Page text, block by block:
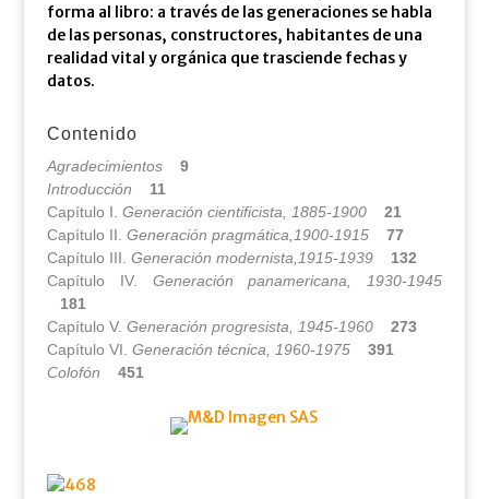
forma al libro: a través de las generaciones se habla
de las personas, constructores, habitantes de una
realidad vital y orgánica que trasciende fechas y
datos.
Contenido
Agradecimientos
9
Introducción
11
Capítulo I. Generación cientificista, 1885-1900
21
Capítulo II. Generación pragmática,1900-1915
77
Capítulo III. Generación modernista,1915-1939
132
Capítulo IV.
Generación panamericana, 1930-1945
181
Capítulo V. Generación progresista, 1945-1960
273
Capítulo VI. Generación técnica, 1960-1975
391
Colofón
451